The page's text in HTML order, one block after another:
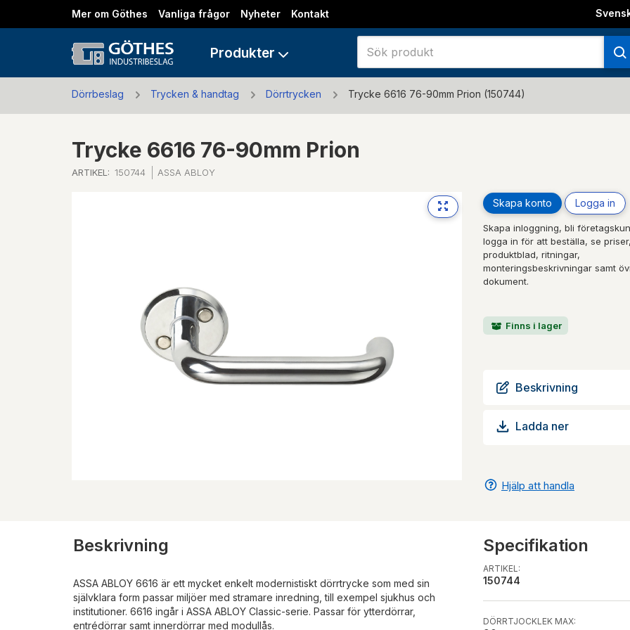
Mer om Göthes Vanliga frågor Nyheter Kontakt
Produkter
Dörrbeslag Trycken & handtag Dörrtrycken Trycke 6616 76-90mm Prion (150744)
Trycke 6616 76-90mm Prion
ARTIKEL: 150744 ASSA ABLOY
Skapa konto Logga in
Skapa inloggning, bli
logga in för att beställa, se
produktblad, ritningar,
monteringsbeskrivningar samt
dokument.
Finns i lager
Beskrivning
Ladda ner
Hjälp att handla
Beskrivning
ASSA ABLOY 6616 är ett mycket enkelt modernistiskt dörrtrycke som med sin
självklara form passar miljöer med stramare inredning, till exempel sjukhus och
institutioner. 6616 ingår i ASSA ABLOY Classic-serie. Passar för ytterdörrar,
entrédörrar samt innerdörrar med modullås.
Specifikation
ARTIKEL:
150744
DÖRRTJOCKLEK MAX: